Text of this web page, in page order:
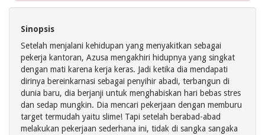
Sinopsis
Setelah menjalani kehidupan yang menyakitkan sebagai
pekerja kantoran, Azusa mengakhiri hidupnya yang singkat
dengan mati karena kerja keras. Jadi ketika dia mendapati
dirinya bereinkarnasi sebagai penyihir abadi, terbangun di
dunia baru, dia berjanji untuk menghabiskan hari bebas stres
dan sedap mungkin. Dia mencari pekerjaan dengan memburu
target termudah yaitu slime! Tapi setelah berabad-abad
melakukan pekerjaan sederhana ini, tidak di sangka sangaka